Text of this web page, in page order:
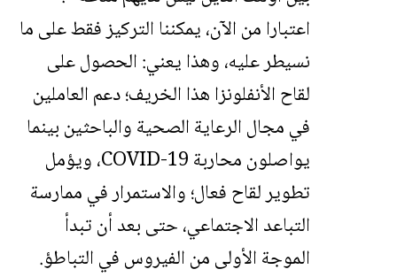
اعتبارا من الآن، يمكننا التركيز فقط على ما
نسيطر عليه، وهذا يعني: الحصول على
لقاح الأنفلونزا هذا الخريف؛ دعم العاملين
في مجال الرعاية الصحية والباحثين بينما
يواصلون محاربة COVID-19، ويؤمل
تطوير لقاح فعال؛ والاستمرار في ممارسة
التباعد الاجتماعي، حتى بعد أن تبدأ
الموجة الأولى من الفيروس في التباطؤ.